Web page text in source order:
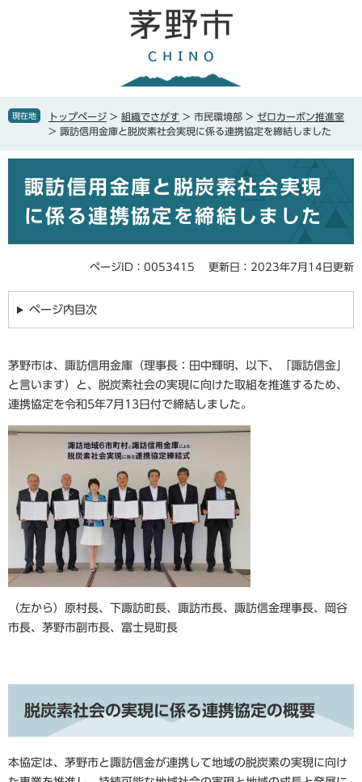
で
ば
本
現在地 トップページ > 組織でさがす > 市民環境部 > ゼロカーボン推進室
> 諏訪信用金庫と脱炭素社会実現に係る連携協定を締結しました
諏訪信用金庫と脱炭素社会実現
に係る連携協定を締結しました
ページID：0053415 更新日：2023年7月14日更新
ページ内目次
茅野市は、諏訪信用金庫（理事長：田中輝明、以下、「諏訪信金」
と言います）と、脱炭素社会の実現に向けた取組を推進するため、
連携協定を令和5年7月13日付で締結しました。
（左から）原村長、下諏訪町長、諏訪市長、諏訪信金理事長、岡谷
市長、茅野市副市長、富士見町長
脱炭素社会の実現に係る連携協定の概要
本協定は、茅野市と諏訪信金が連携して地域の脱炭素の実現に向け